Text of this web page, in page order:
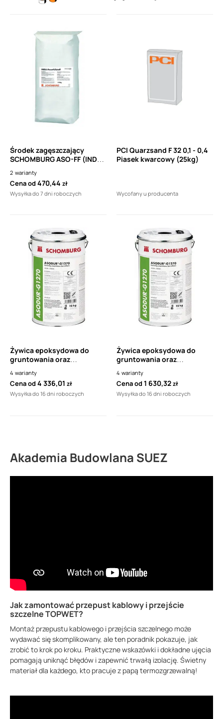
Środek zagęszczający
SCHOMBURG ASO-FF (INDU-
2 warianty
Cena od470,44 zł
Wysyłka do 7 dni roboczych
PCI Quarzsand F 32 0,1 - 0,4
Piasek kwarcowy (25kg)
Wycofany u producenta
Żywica epoksydowa do
gruntowania oraz
ASODUR G1270
(INDUFLOOR-IB 1270)
4 warianty
Cena od4 336,01 zł
Wysyłka do 16 dni roboczych
Żywica epoksydowa do
gruntowania oraz
ASODUR G1270
(INDUFLOOR-IB 1270)
4 warianty
Cena od1 630,32zł
Wysyłka do 16 dni roboczych
Akademia Budowlana SUEZ
Jak zamontować przepust kablowy i przejście
szczelne TOPWET?
Montaż przepustu kablowego i przejścia szczelnego może
wydawać się skomplikowany, ale ten poradnik pokazuje, jak
zrobić to krok po kroku. Praktyczne wskazówki i dokładne ujęcia
pomagają uniknąć błędów i zapewnić trwałą izolację. Świetny
materiał dla każdego, kto pracuje z papą termozgrzewalną!